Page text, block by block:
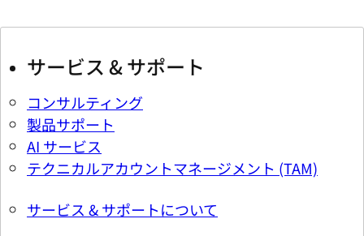
サービス & サポート
コンサルティング
製品サポート
AI サービス
テクニカルアカウントマネージメント (TAM)
サービス & サポートについて